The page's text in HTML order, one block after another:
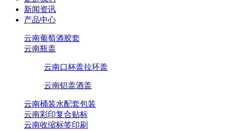
新闻资讯
产品中心
云南葡萄酒胶套
云南瓶盖
云南口杯盖拉环盖
云南铝盖酒盖
云南桶装水配套包装
云南彩印复合贴标
云南收缩标签印刷